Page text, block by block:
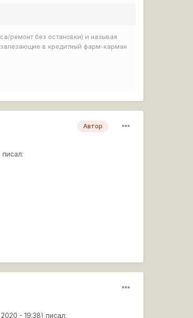
ремонт без остановки) и называя
в кредитный фарм-карман
Автор
- 19:38) писал: